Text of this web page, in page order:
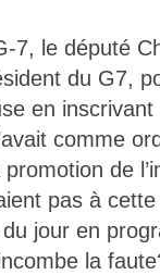
7, le député
du G7,
en
comme
de
pas à
jour en
la